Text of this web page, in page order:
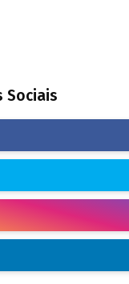
Sociais